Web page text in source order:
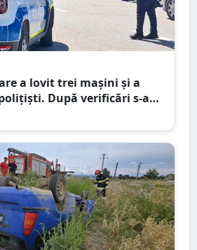
a lovit trei mașini și a
După verificări s-a